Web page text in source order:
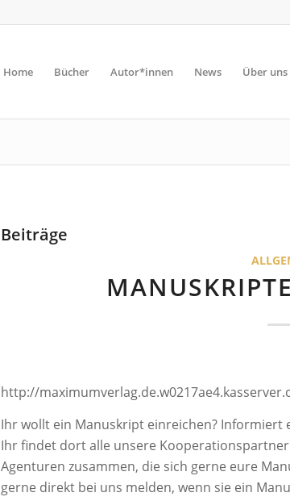
Home Bücher Autor*innen News Über uns
Beiträge
http://
Ihr wollt ein Manuskript einreichen? Informiert
Ihr findet dort alle unsere
Agenturen zusammen, die sich gerne eure
gerne direkt bei uns melden, wenn sie ein